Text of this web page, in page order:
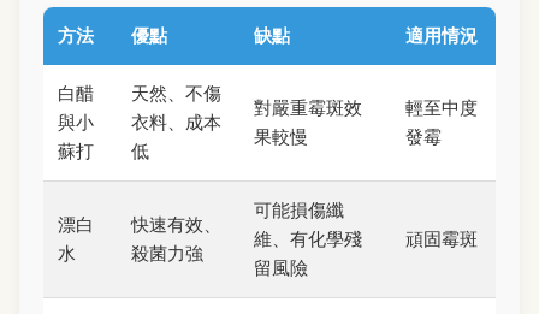
方法 優點 缺點 適用情況
白醋
與小
蘇打
天然、不傷
衣料、成本
低
對嚴重霉斑效
果較慢
輕至中度
發霉
漂白
水
快速有效、
殺菌力強
可能損傷纖
維、有化學殘
留風險
頑固霉斑